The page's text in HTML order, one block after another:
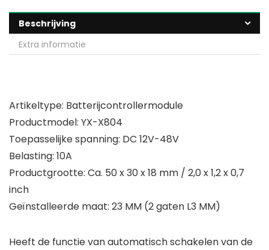
Beschrijving
Extra informatie
Artikeltype: Batterijcontrollermodule
Productmodel: YX-X804
Toepasselijke spanning: DC 12V-48V
Belasting: 10A
Productgrootte: Ca. 50 x 30 x 18 mm / 2,0 x 1,2 x 0,7
inch
Geïnstalleerde maat: 23 MM (2 gaten L3 MM)
Heeft de functie van automatisch schakelen van de